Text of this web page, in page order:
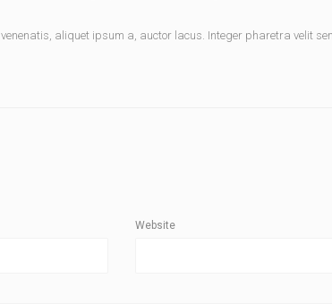
venenatis, aliquet ipsum a, auctor lacus. Integer pharetra velit
Website